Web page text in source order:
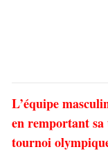
L’équipe
en remportant
tournoi